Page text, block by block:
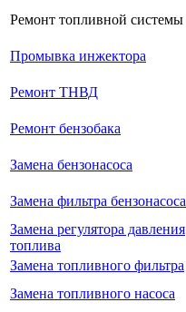
Ремонт топливной системы
Промывка инжектора
Ремонт ТНВД
Ремонт бензобака
Замена бензонасоса
Замена фильтра бензонасоса
Замена регулятора давления
топлива
Замена топливного фильтра
Замена топливного насоса